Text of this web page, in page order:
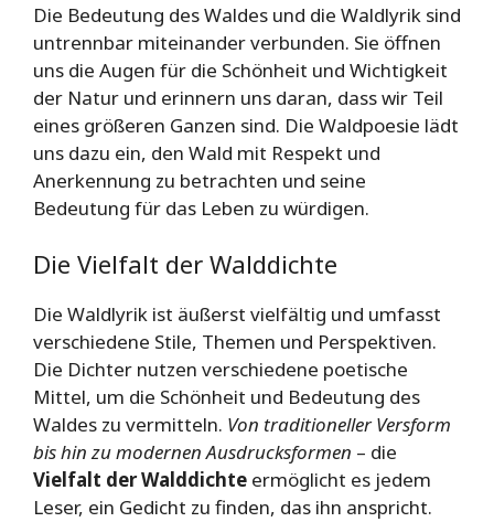
Die Bedeutung des Waldes und die Waldlyrik sind
untrennbar miteinander verbunden. Sie öffnen
uns die Augen für die Schönheit und Wichtigkeit
der Natur und erinnern uns daran, dass wir Teil
eines größeren Ganzen sind. Die Waldpoesie lädt
uns dazu ein, den Wald mit Respekt und
Anerkennung zu betrachten und seine
Bedeutung für das Leben zu würdigen.
Die Vielfalt der Walddichte
Die Waldlyrik ist äußerst vielfältig und umfasst
verschiedene Stile, Themen und Perspektiven.
Die Dichter nutzen verschiedene poetische
Mittel, um die Schönheit und Bedeutung des
Waldes zu vermitteln. Von traditioneller Versform
bis hin zu modernen Ausdrucksformen – die
Vielfalt der Walddichte ermöglicht es jedem
Leser, ein Gedicht zu finden, das ihn anspricht.